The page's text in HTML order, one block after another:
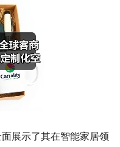
展示了其在智能家居领